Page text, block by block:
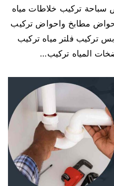
تركيب خلاطات مياه
مطابخ واحواض تركيب
تركيب فلتر مياه تركيب
المياه تركيب…